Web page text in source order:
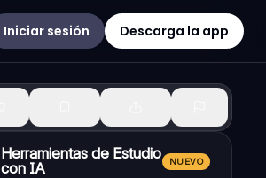
Iniciar sesión Descarga la app
Herramientas de Estudio
con IA
NUEVO